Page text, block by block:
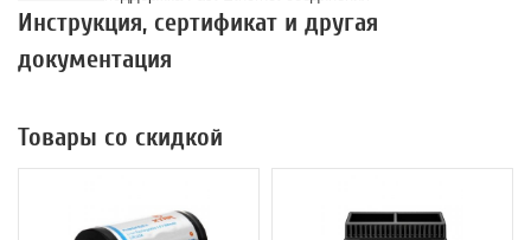
Инструкция, сертификат и другая
документация
Товары со скидкой